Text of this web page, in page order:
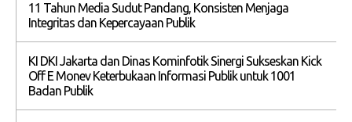
11 Tahun Media Sudut Pandang, Konsisten Menjaga
Integritas dan Kepercayaan Publik
KI DKI Jakarta dan Dinas Kominfotik Sinergi Sukseskan Kick
Off E Monev Keterbukaan Informasi Publik untuk 1001
Badan Publik